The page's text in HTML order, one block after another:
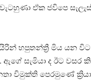
ඒක ජවිපෙ
හපුතන්ත්‍රී මිය යන
සැමියා ද ඊට වසර
විමුක්ති පෙරමුණේ